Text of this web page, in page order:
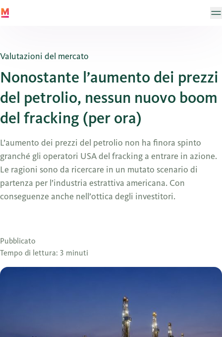
Valutazioni del mercato
Nonostante l’aumento dei prezzi
del petrolio, nessun nuovo boom
del fracking (per ora)
L’aumento dei prezzi del petrolio non ha finora spinto
granché gli operatori USA del fracking a entrare in azione.
Le ragioni sono da ricercare in un mutato scenario di
partenza per l’industria estrattiva americana. Con
conseguenze anche nell’ottica degli investitori.
Pubblicato
Tempo di lettura: 3 minuti